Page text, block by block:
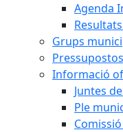
Agenda
Grups
Informació
Juntes
Ple